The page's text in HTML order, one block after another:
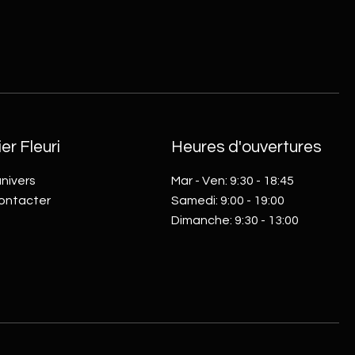
Fleuri Heures d'ouvertures
Mar - Ven: 9:30 - 18:45
​​Samedi: 9:00 - 19:00
Dimanche: 9:30 - 13:00